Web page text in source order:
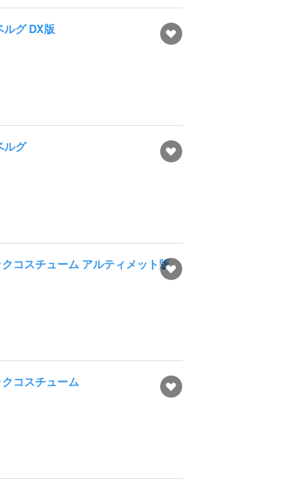
グ DX版
ルグ
コスチューム アルティメット版
コスチューム